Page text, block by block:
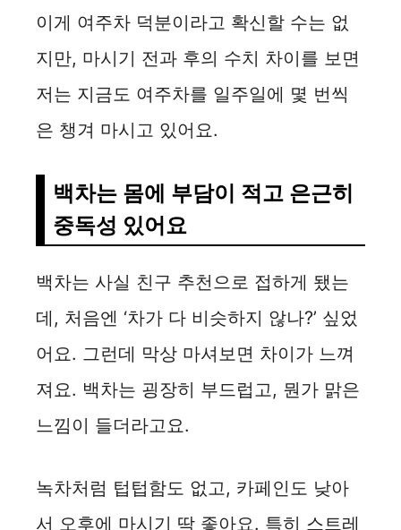
이게 여주차 덕분이라고 확신할 수는 없
지만, 마시기 전과 후의 수치 차이를 보면
저는 지금도 여주차를 일주일에 몇 번씩
은 챙겨 마시고 있어요.
백차는 몸에 부담이 적고 은근히
중독성 있어요
백차는 사실 친구 추천으로 접하게 됐는
데, 처음엔 ‘차가 다 비슷하지 않나?’ 싶었
어요. 그런데 막상 마셔보면 차이가 느껴
져요. 백차는 굉장히 부드럽고, 뭔가 맑은
느낌이 들더라고요.
녹차처럼 텁텁함도 없고, 카페인도 낮아
서 오후에 마시기 딱 좋아요. 특히 스트레